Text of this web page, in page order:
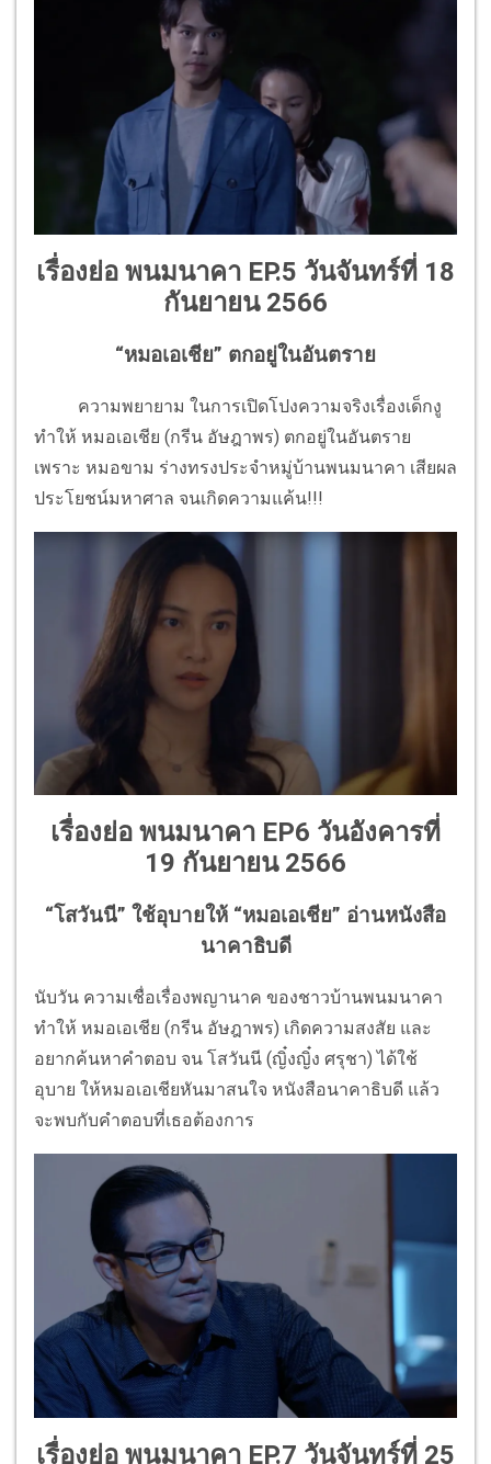
เรื่องย่อ พนมนาคา EP.5 วันจันทร์ที่ 18
กันยายน 2566
“หมอเอเชีย” ตกอยู่ในอันตราย
ความพยายาม ในการเปิดโปงความจริงเรื่องเด็กงู
ทำให้ หมอเอเชีย (กรีน อัษฎาพร) ตกอยู่ในอันตราย
เพราะ หมอขาม ร่างทรงประจำหมู่บ้านพนมนาคา เสียผล
ประโยชน์มหาศาล จนเกิดความแค้น!!!
เรื่องย่อ พนมนาคา EP6 วันอังคารที่
19 กันยายน 2566
“โสวันนี” ใช้อุบายให้ “หมอเอเชีย” อ่านหนังสือ
นาคาธิบดี
นับวัน ความเชื่อเรื่องพญานาค ของชาวบ้านพนมนาคา
ทำให้ หมอเอเชีย (กรีน อัษฎาพร) เกิดความสงสัย และ
อยากค้นหาคำตอบ จน โสวันนี (ญิ๋งญิ๋ง ศรุชา) ได้ใช้
อุบาย ให้หมอเอเชียหันมาสนใจ หนังสือนาคาธิบดี แล้ว
จะพบกับคำตอบที่เธอต้องการ
เรื่องย่อ พนมนาคา EP.7 วันจันทร์ที่ 25